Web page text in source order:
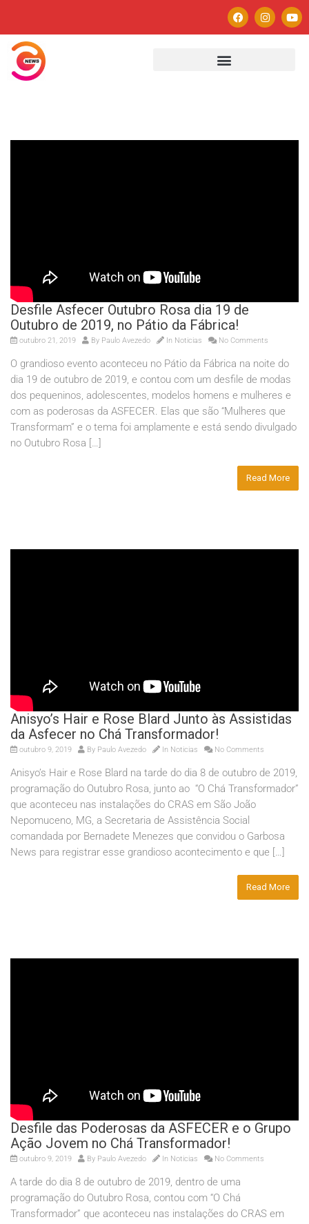
Desfile Asfecer Outubro Rosa dia 19 de
Outubro de 2019, no Pátio da Fábrica!
outubro 21, 2019 By Paulo Avezedo In Noticias No Comments
O grandioso evento aconteceu no Pátio da Fábrica na noite do
dia 19 de outubro de 2019, e contou com um desfile de modas
dos pequeninos, adolescentes, modelos homens e mulheres e
com as poderosas da ASFECER. Elas que são “Mulheres que
Transformam” e o tema foi amplamente e está sendo divulgado
no Outubro Rosa […]
Read More
Anisyo’s Hair e Rose Blard Junto às Assistidas
da Asfecer no Chá Transformador!
outubro 9, 2019 By Paulo Avezedo In Noticias No Comments
Anisyo’s Hair e Rose Blard na tarde do dia 8 de outubro de 2019,
programação do Outubro Rosa, junto ao “O Chá Transformador”
que aconteceu nas instalações do CRAS em São João
Nepomuceno, MG, a Secretaria de Assistência Social
comandada por Bernadete Menezes que convidou o Garbosa
News para registrar esse grandioso acontecimento e que […]
Read More
Desfile das Poderosas da ASFECER e o Grupo
Ação Jovem no Chá Transformador!
outubro 9, 2019 By Paulo Avezedo In Noticias No Comments
A tarde do dia 8 de outubro de 2019, dentro de uma
programação do Outubro Rosa, contou com “O Chá
Transformador” que aconteceu nas instalações do CRAS em